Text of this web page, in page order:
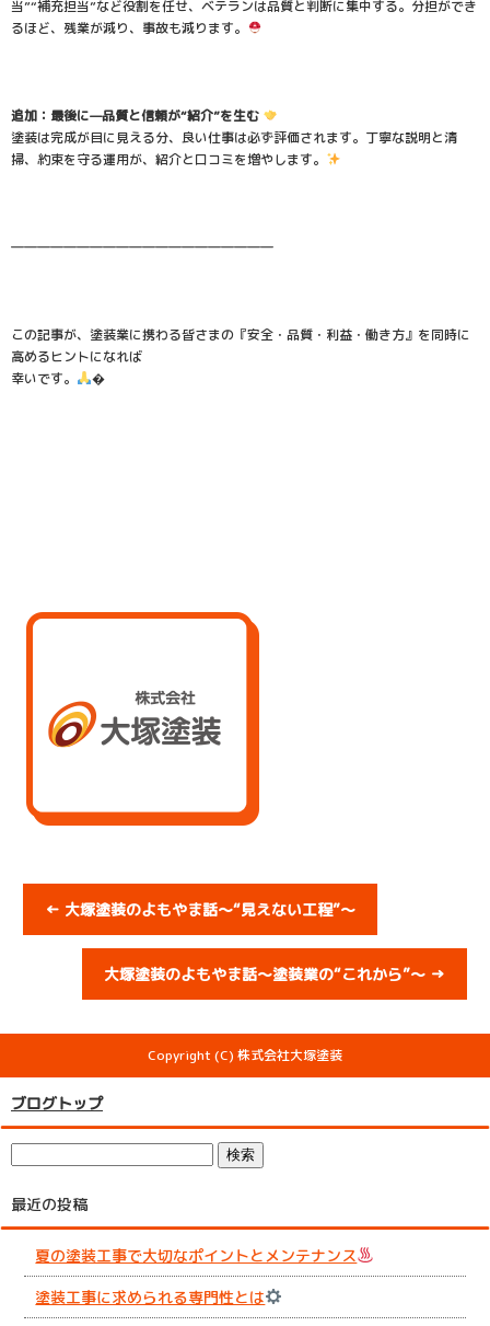
当”“補充担当”など役割を任せ、ベテランは品質と判断に集中する。分担ができ
るほど、残業が減り、事故も減ります。
追加：最後に—品質と信頼が“紹介”を生む
塗装は完成が目に見える分、良い仕事は必ず評価されます。丁寧な説明と清
掃、約束を守る運用が、紹介と口コミを増やします。
――――――――――――――――――――
この記事が、塗装業に携わる皆さまの『安全・品質・利益・働き方』を同時に
高めるヒントになれば
幸いです。
�
← 大塚塗装のよもやま話～“見えない工程”～
大塚塗装のよもやま話～塗装業の“これから”～ →
Copyright (C) 株式会社大塚塗装
ブログトップ
最近の投稿
夏の塗装工事で大切なポイントとメンテナンス
塗装工事に求められる専門性とは